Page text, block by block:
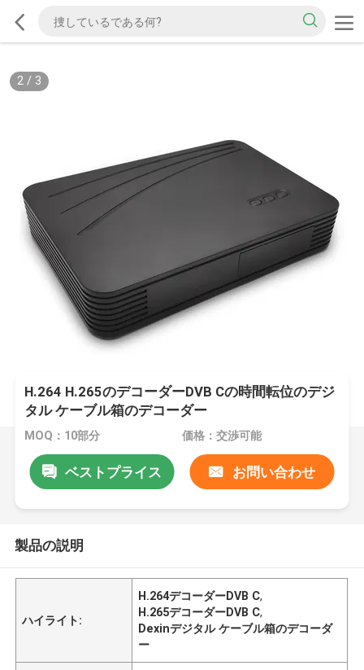
2/ 3
H.264 H.265のデコーダーDVB Cの時間転位のデジ
タル ケーブル箱のデコーダー
MOQ：10部分 価格：交渉可能
ベストプライス お問い合わせ
製品の説明
ハイライト:
H.264デコーダーDVB C,
H.265デコーダーDVB C,
Dexinデジタル ケーブル箱のデコーダ
ー